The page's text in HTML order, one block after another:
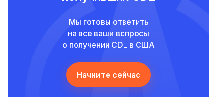
Мы готовы ответить
на все ваши вопросы
о получении CDL в США
Начните сейчас